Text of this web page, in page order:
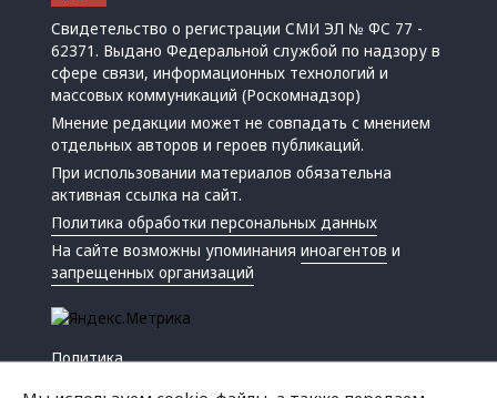
Свидетельство о регистрации СМИ ЭЛ № ФС 77 -
62371. Выдано Федеральной службой по надзору в
сфере связи, информационных технологий и
массовых коммуникаций (Роскомнадзор)
Мнение редакции может не совпадать с мнением
отдельных авторов и героев публикаций.
При использовании материалов обязательна
активная ссылка на сайт.
Политика обработки персональных данных
На сайте возможны упоминанияиноагентов и
запрещенных организаций
Политика